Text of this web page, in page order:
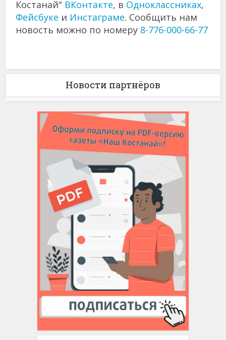
Костанай" ВКонтакте, в Одноклассниках,
Фейсбуке и Инстаграме. Сообщить нам
новость можно по номеру 8-776-000-66-77
Новости партнёров